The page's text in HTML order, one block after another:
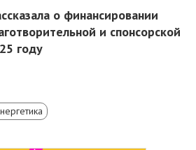
о финансировании
и спонсорской
году